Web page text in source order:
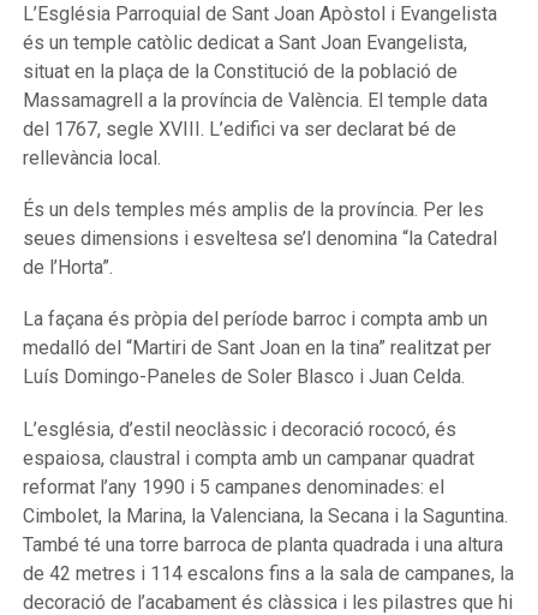
L’Església Parroquial de Sant Joan Apòstol i Evangelista
és un temple catòlic dedicat a Sant Joan Evangelista,
situat en la plaça de la Constitució de la població de
Massamagrell a la província de València. El temple data
del 1767, segle XVIII. L’edifici va ser declarat bé de
rellevància local.
És un dels temples més amplis de la província. Per les
seues dimensions i esveltesa se’l denomina “la Catedral
de l’Horta”.
La façana és pròpia del període barroc i compta amb un
medalló del “Martiri de Sant Joan en la tina” realitzat per
Luís Domingo-Paneles de Soler Blasco i Juan Celda.
L’església, d’estil neoclàssic i decoració rococó, és
espaiosa, claustral i compta amb un campanar quadrat
reformat l’any 1990 i 5 campanes denominades: el
Cimbolet, la Marina, la Valenciana, la Secana i la Saguntina.
També té una torre barroca de planta quadrada i una altura
de 42 metres i 114 escalons fins a la sala de campanes, la
decoració de l’acabament és clàssica i les pilastres que hi